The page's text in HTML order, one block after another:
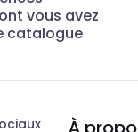
vous avez
catalogue